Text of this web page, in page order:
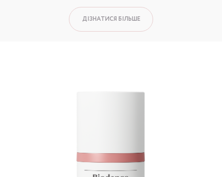
ДІЗНАТИСЯ БІЛЬШЕ